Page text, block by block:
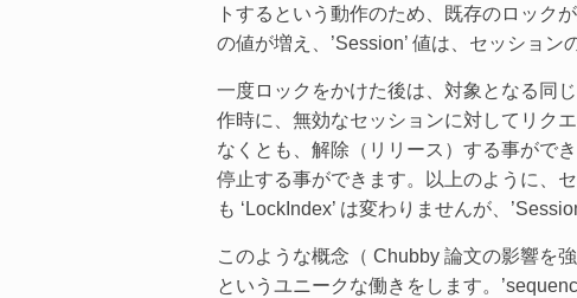
トするという動作のため、既存のロック
の値が増え、’Session’ 値は、セッション
一度ロックをかけた後は、対象となる同
作時に、無効なセッションに対してリク
なくとも、解除（リリース）する事がで
停止する事ができます。以上のように、
も ‘LockIndex’ は変わりませんが、
このような概念（ Chubby 論文の影響を
というユニークな働きをします。